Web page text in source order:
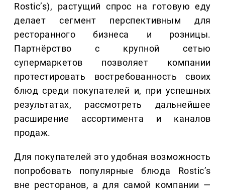
Rostic’s), растущий спрос на готовую еду
делает сегмент перспективным для
ресторанного бизнеса и розницы.
Партнёрство с крупной сетью
супермаркетов позволяет компании
протестировать востребованность своих
блюд среди покупателей и, при успешных
результатах, рассмотреть дальнейшее
расширение ассортимента и каналов
продаж.
Для покупателей это удобная возможность
попробовать популярные блюда Rostic’s
вне ресторанов, а для самой компании —